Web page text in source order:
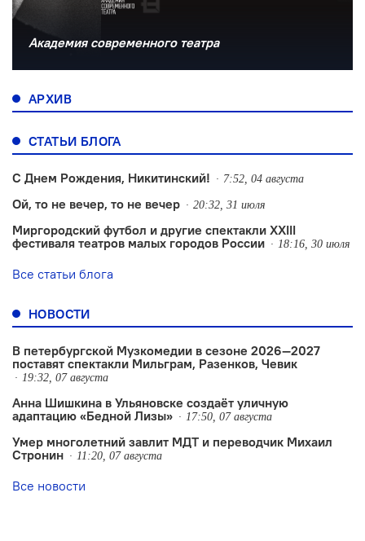
Академия современного театра
АРХИВ
СТАТЬИ БЛОГА
С Днем Рождения, Никитинский! 7:52, 04 августа
Ой, то не вечер, то не вечер 20:32, 31 июля
Миргородский футбол и другие спектакли XXIII
фестиваля театров малых городов России
18:16, 30 июля
Все статьи блога
НОВОСТИ
В петербургской Музкомедии в сезоне 2026—2027
поставят спектакли Мильграм, Разенков, Чевик
19:32, 07 августа
Анна Шишкина в Ульяновске создаëт уличную
адаптацию «Бедной Лизы»
17:50, 07 августа
Умер многолетний завлит МДТ и переводчик Михаил
Стронин
11:20, 07 августа
Все новости